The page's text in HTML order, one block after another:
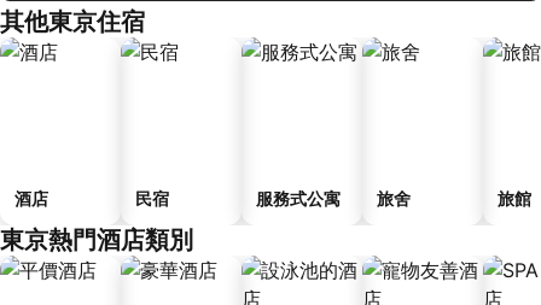
其他東京住宿
酒店 民宿 服務式公寓 旅舍 旅館
東京熱門酒店類別